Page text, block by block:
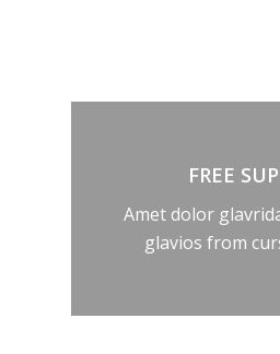
FREE
Amet dolor
glavios from